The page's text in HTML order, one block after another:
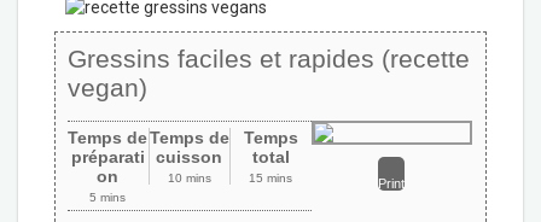
Gressins faciles et rapides (recette
vegan)
Print
Temps de
préparati
on
5 mins
Temps de
cuisson
10 mins
Temps
total
15 mins